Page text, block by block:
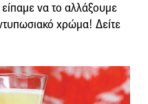
να το αλλάξουμε
χρώμα! Δείτε